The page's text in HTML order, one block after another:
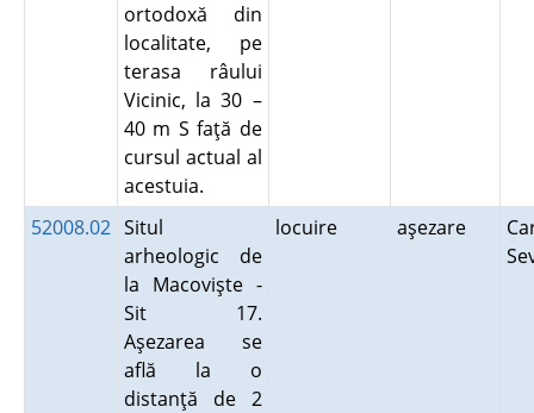
ortodoxă din
localitate, pe
terasa râului
Vicinic, la 30 –
40 m S faţă de
cursul actual al
acestuia.
52008.02 Situl
arheologic de
la Macovişte -
Sit 17.
Aşezarea se
află la o
distanţă de 2
locuire aşezare